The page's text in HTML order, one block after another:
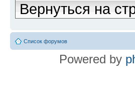
Вернуться на
Список форумов
Powered by